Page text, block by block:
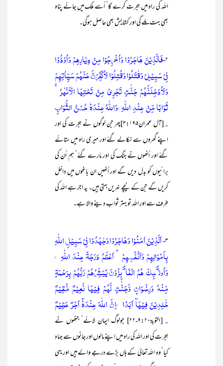
اللہ کی راہ میں ہجرت کرے گا‘ اُسے ملک میں جائے پناہ
بھی بہت ملے گی اور کشایش بھی حاصل ہوگی۔
۲- فَالَّذِيْنَ ھَاجَرُوْا وَاُخْرِجُوْا مِنْ دِيَارِھِمْ وَاُوْذُوْا
فِيْ سَبِيْلِيْ وَقٰتَلُوْا وَقُتِلُوْا لَاُكَفِّرَنَّ عَنْھُمْ سَيِّاٰتِھِمْ
وَلَاُدْخِلَنَّھُمْ جَنّٰتٍ تَجْرِيْ مِنْ تَحْتِھَا الْاَنْھٰرُ ۚ
ثَوَابًا مِّنْ عِنْدِ اللّٰهِ ۭوَاللّٰهُ عِنْدَهٗ حُسْنُ الثَّوَابِ
۔
[آل عمران۳:۱۹۵]پھر جن لوگوں نے ہجرت کی اور
اپنے گھروں سے نکالے گئے اور میری راہ میں ستائے
گئے اور اُنھوں نے جنگ کی اور مارے گئے‘ ہم اُن کی
برائیوں کو بدل دیں گے اور اُنھیں ان باغوں میں داخل
کریں گے جن کے نیچے نہریں بہتی ہیں۔ یہ اجر ہے اللہ کی
طرف سے اور اللہ تو بہتر ثواب دینے والا ہے۔
۳- اَلَّذِيْنَ اٰمَنُوْا وَهَاجَرُوْا وَجٰهَدُوْا فِيْ سَبِيْلِ اللّٰهِ
بِاَمْوَالِهِمْ وَاَنْفُسِهِمْ ۙ اَعْظَمُ دَرَجَةً عِنْدَ اللّٰهِ ۭ
وَاُولٰۗىِٕكَ هُمُ الْفَاۗىِٕزُوْنَ يُبَشِّرُهُمْ رَبُّهُمْ بِرَحْمَةٍ
مِّنْهُ وَرِضْوَانٍ وَّجَنّٰتٍ لَّهُمْ فِيْهَا نَعِيْمٌ مُّقِيْمٌ
خٰلِدِيْنَ فِيْهَآ اَبَدًا ۭاِنَّ اللّٰهَ عِنْدَهٗٓ اَجْرٌ عَظِيْمٌ
۔
[التوبۃ۹:۲۰-۲۲] جولوگ ایمان لائے‘ جنھوں نے
ہجرت کی اور اللہ کی راہ میں اپنے مالوں اور جانوں سے جہاد
کیا‘ وہ اللہ تعالیٰ کے ہاں بڑے درجے والے ہیں اور یہی